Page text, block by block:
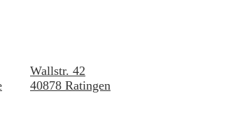
Wallstr. 42
40878 Ratingen